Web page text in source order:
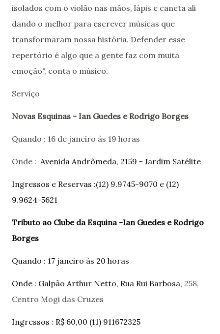
isolados com o violão nas mãos, lápis e caneta ali
dando o melhor para escrever músicas que
transformaram nossa história. Defender esse
repertório é algo que a gente faz com muita
emoção", conta o músico.
Serviço
Novas Esquinas - Ian Guedes e Rodrigo Borges
Quando : 16 de janeiro às 19 horas
Onde : Avenida Andrômeda, 2159 - Jardim Satélite
Ingressos e Reservas :(12) 9.9745-9070 e (12)
9.9624-5621
Tributo ao Clube da Esquina -Ian Guedes e Rodrigo
Borges
Quando : 17 janeiro às 20 horas
Onde : Galpão Arthur Netto, Rua Rui Barbosa, 258,
Centro Mogi das Cruzes
Ingressos : R$ 60,00 (11) 911672325